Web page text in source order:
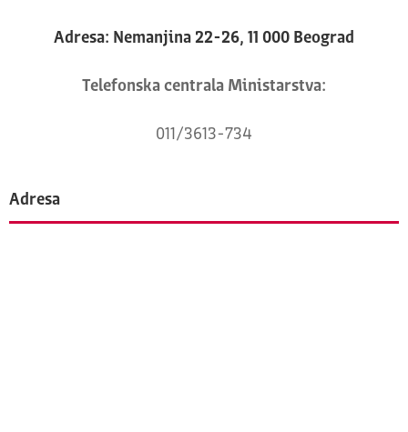
Adresa: Nemanjina 22-26, 11 000 Beograd
Telefonska centrala Ministarstva:
011/3613-734
Adresa